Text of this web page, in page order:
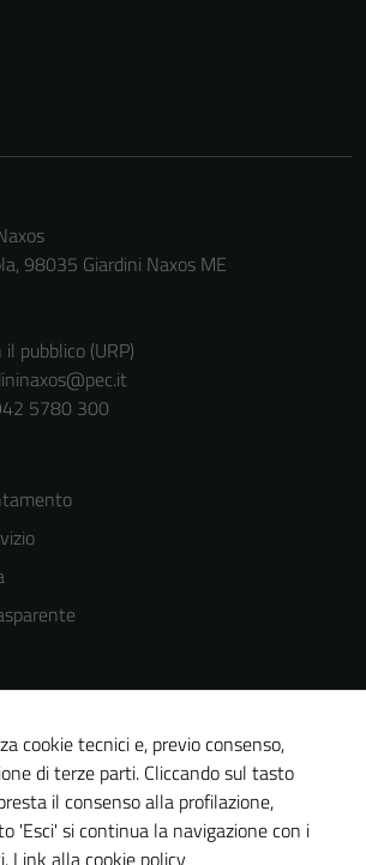
98035 Giardini Naxos ME
pubblico (URP)
5780 300
del sito
cookie tecnici e, previo consenso,
di terze parti. Cliccando sul tasto
il consenso alla profilazione,
'Esci' si continua la navigazione con i
Link alla cookie policy
sono necessari